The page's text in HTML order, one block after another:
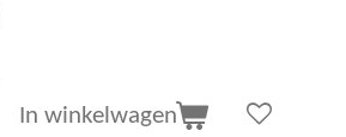
In winkelwagen